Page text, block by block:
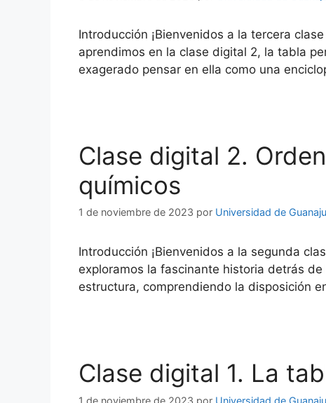
Introducción ¡Bienvenidos a la tercera
aprendimos en la clase digital 2, la tabla
exagerado pensar en ella como una
Clase digital 2.
químicos
1 de noviembre de 2023 por Universidad de
Introducción ¡Bienvenidos a la segunda
exploramos la fascinante historia detrás
estructura, comprendiendo la disposición
Clase digital 1. La
1 de noviembre de 2023 por Universidad de